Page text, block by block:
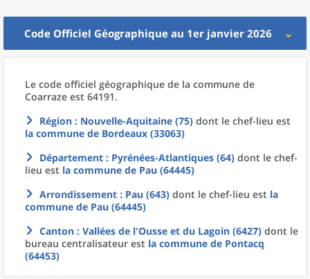
Code Officiel Géographique au 1er janvier 2026
Le code officiel géographique de la commune de
Coarraze est 64191.
Région : Nouvelle-Aquitaine (75) dont le chef-lieu est
la commune de Bordeaux (33063)
Département : Pyrénées-Atlantiques (64) dont le chef-
lieu est la commune de Pau (64445)
Arrondissement : Pau (643) dont le chef-lieu est la
commune de Pau (64445)
Canton : Vallées de l'Ousse et du Lagoin (6427) dont le
bureau centralisateur est la commune de Pontacq
(64453)